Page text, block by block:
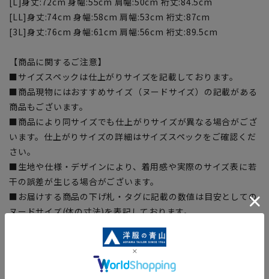
[LL]身丈:74cm 身幅:58cm 肩幅:53cm 裄丈:87cm
[3L]身丈:76cm 身幅:61cm 肩幅:56cm 裄丈:89.5cm
【商品に関するご注意】
■サイズスペックは仕上がりサイズを記載しております。
■商品現物にはおすすめサイズ（ヌードサイズ）の記載がある
商品もございます。
■商品により同サイズでも仕上がりサイズが異なる場合がござ
います。仕上がりサイズの詳細はサイズスペックをご確認くだ
さい。
■生地や仕様・デザインにより、着用感や実際のサイズ表に若
干の誤差が生じる場合がございます。
■お届けする商品の下げ札・タグに記載の数値は目安としての
ヌードサイズ(体の寸法)を表記しております。
■ブラウザやお使いのモニター環境、室内外等の撮影時の環境
下での光加減により、実際の商品と掲載画像の色味が異なる場
合がございます。予めご了承ください。
■店舗や各モールサイトと商品在庫を共有しております関係